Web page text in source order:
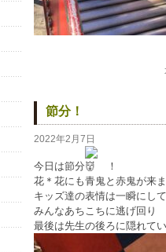
節分！
2022年2月7日
今日は節分
！
花＊花にも青鬼と赤鬼が来
キッズ達の表情は一瞬にし
みんなあちこちに逃げ回り
最後は先生の後ろに隠れて